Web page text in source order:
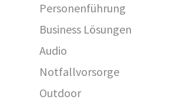
Personenführung
Business Lösungen
Audio
Notfallvorsorge
Outdoor